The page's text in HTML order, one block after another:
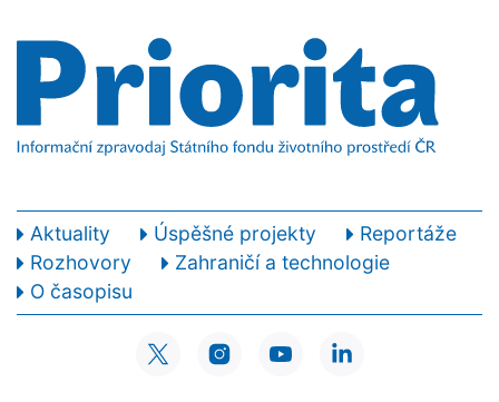
Aktuality Úspěšné projekty
Reportáže
Rozhovory
Zahraničí a technologie
O časopisu